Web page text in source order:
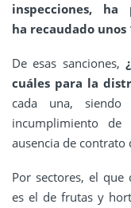
inspecciones,
ha recaudado
De esas sanciones,
cuáles para la
cada una, siendo
incumplimiento
ausencia de contrato
Por sectores, el
es el de frutas y